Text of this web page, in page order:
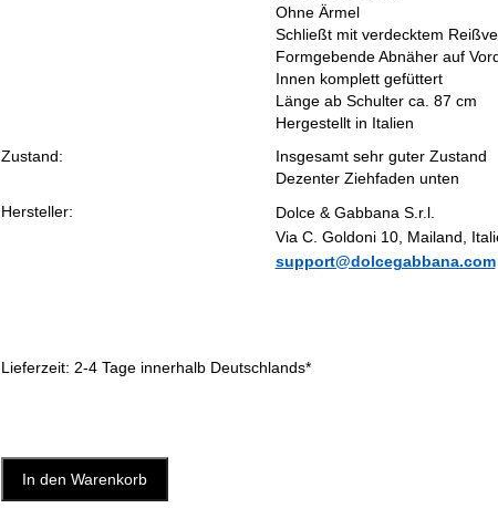
Ohne Ärmel
Schließt mit verdecktem
Formgebende Abnäher auf
Innen komplett gefüttert
Länge ab Schulter ca. 87 cm
Hergestellt in Italien
Zustand:
Insgesamt sehr guter Zustand
Dezenter Ziehfaden unten
Hersteller:
Dolce & Gabbana S.r.l.
Via C. Goldoni 10, Mailand,
support@dolcegabbana.com
Lieferzeit: 2-4 Tage innerhalb Deutschlands*
In den Warenkorb